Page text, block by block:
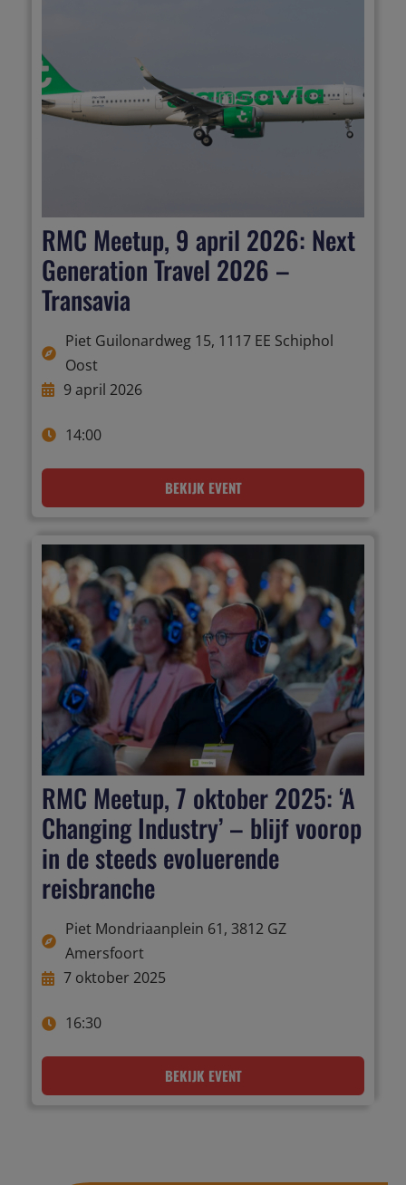
RMC Meetup, 9 april 2026: Next
Generation Travel 2026 –
Transavia
Piet Guilonardweg 15, 1117 EE Schiphol
Oost
9 april 2026
14:00
BEKIJK EVENT
RMC Meetup, 7 oktober 2025: ‘A
Changing Industry’ – blijf voorop
in de steeds evoluerende
reisbranche
Piet Mondriaanplein 61, 3812 GZ
Amersfoort
7 oktober 2025
16:30
BEKIJK EVENT